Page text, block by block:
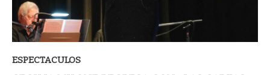
ESPECTACULOS